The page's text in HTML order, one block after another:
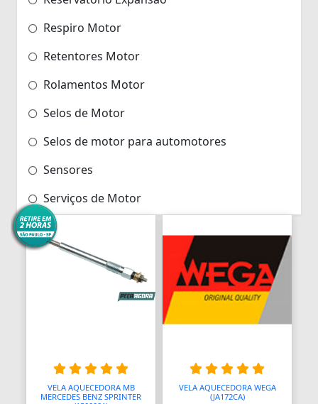
Respiro Motor
Retentores Motor
Rolamentos Motor
Selos de Motor
Selos de motor para automotores
Sensores
Serviços de Motor
Tampas Protetoras de Motor
Tampas motor
Trocador de calor
Turbina e Componentes
Vareta nível óleo
Vela Aquecedora
VELA AQUECEDORA MB
MERCEDES BENZ SPRINTER
VELA AQUECEDORA WEGA
(JA172CA)